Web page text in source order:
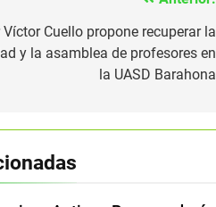
Víctor Cuello propone recuperar la
y la asamblea de profesores en
la UASD Barahona